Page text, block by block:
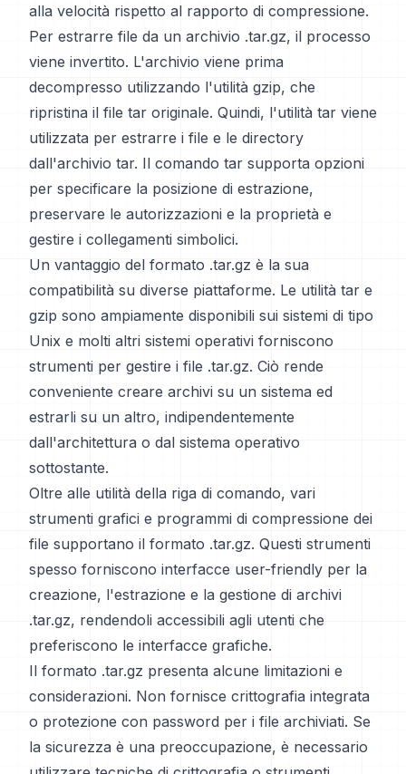
alla velocità rispetto al rapporto di compressione.
Per estrarre file da un archivio .tar.gz, il processo
viene invertito. L'archivio viene prima
decompresso utilizzando l'utilità gzip, che
ripristina il file tar originale. Quindi, l'utilità tar viene
utilizzata per estrarre i file e le directory
dall'archivio tar. Il comando tar supporta opzioni
per specificare la posizione di estrazione,
preservare le autorizzazioni e la proprietà e
gestire i collegamenti simbolici.
Un vantaggio del formato .tar.gz è la sua
compatibilità su diverse piattaforme. Le utilità tar e
gzip sono ampiamente disponibili sui sistemi di tipo
Unix e molti altri sistemi operativi forniscono
strumenti per gestire i file .tar.gz. Ciò rende
conveniente creare archivi su un sistema ed
estrarli su un altro, indipendentemente
dall'architettura o dal sistema operativo
sottostante.
Oltre alle utilità della riga di comando, vari
strumenti grafici e programmi di compressione dei
file supportano il formato .tar.gz. Questi strumenti
spesso forniscono interfacce user-friendly per la
creazione, l'estrazione e la gestione di archivi
.tar.gz, rendendoli accessibili agli utenti che
preferiscono le interfacce grafiche.
Il formato .tar.gz presenta alcune limitazioni e
considerazioni. Non fornisce crittografia integrata
o protezione con password per i file archiviati. Se
la sicurezza è una preoccupazione, è necessario